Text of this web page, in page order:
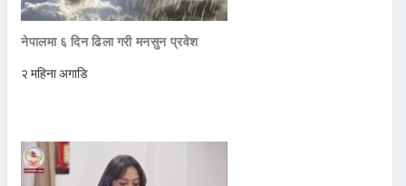
नेपालमा ६ दिन ढिला गरी मनसुन प्रवेश
२ महिना अगाडि